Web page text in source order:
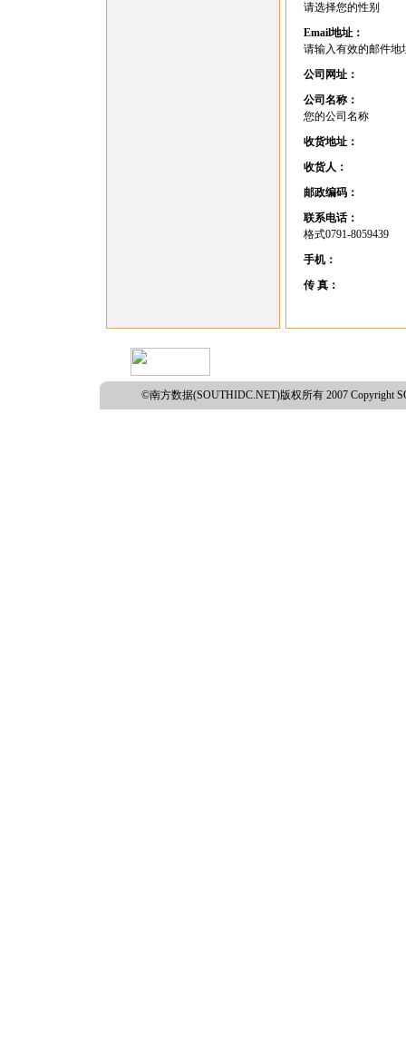
请选择您的性别
Email地址：
请输入有效的邮件地
公司网址：
公司名称：
您的公司名称
收货地址：
收货人：
邮政编码：
联系电话：
格式0791-8059439
手机：
传 真：
©南方数据(SOUTHIDC.NET)版权所有 2007 Copyright